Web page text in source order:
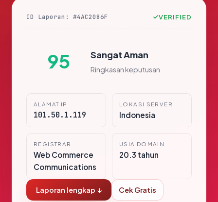
ID Laporan: #4AC2086F VERIFIED
95 Sangat Aman
Ringkasan keputusan
ALAMAT IP
101.50.1.119
LOKASI SERVER
Indonesia
REGISTRAR
Web Commerce
Communications
USIA DOMAIN
20.3 tahun
Laporan lengkap ↓ Cek Gratis